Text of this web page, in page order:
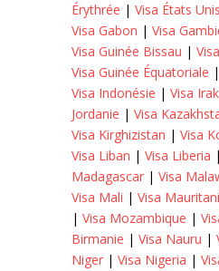
Érythrée | Visa États Unis
Visa Gabon | Visa
Visa Guinée Bissau |
Visa Guinée Équatoriale |
Visa Indonésie | Visa Irak
Jordanie | Visa
Visa Kirghizistan | Visa
Visa Liban | Visa Liberia |
Madagascar | Visa
Visa Mali | Visa
| Visa Mozambique |
Birmanie | Visa Nauru |
Niger | Visa Nigeria |